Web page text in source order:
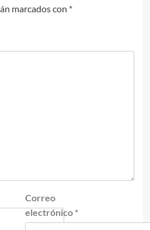
marcados con *
Correo
electrónico *